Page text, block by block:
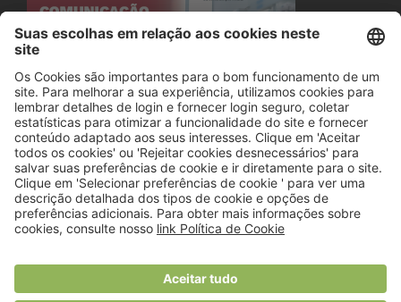
© 2018 Viver Saudável